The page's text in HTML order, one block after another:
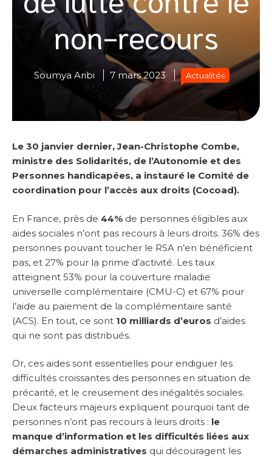
non-recours
Soumya Aribi 7 mars 2023 Actualités
Le 30 janvier dernier, Jean-Christophe Combe,
ministre des Solidarités, de l’Autonomie et des
Personnes handicapées, a instauré le Comité de
coordination pour l’accès aux droits (Cocoad).
En France, près de 44% de personnes éligibles aux
aides sociales n’ont pas recours à leurs droits. 36% des
personnes pouvant toucher le RSA n’en bénéficient
pas, et 27% pour la prime d’activité. Les taux
atteignent 53% pour la couverture maladie
universelle complémentaire (CMU-C) et 67% pour
l’aide au paiement de la complémentaire santé
(ACS). En tout, ce sont 10 milliards d’euros d’aides
qui ne sont pas distribués.
Or, ces aides sont essentielles pour endiguer les
difficultés croissantes des personnes en situation de
précarité, et le creusement des inégalités sociales.
Deux facteurs majeurs expliquent pourquoi tant de
personnes n’ont pas recours à leurs droits : le
manque d’information et les difficultés liées aux
démarches administratives qui découragent les